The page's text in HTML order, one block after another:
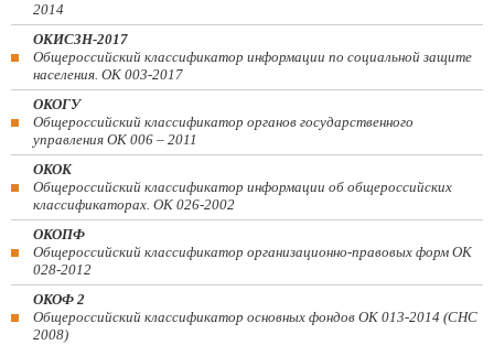
2014
ОКИСЗН-2017
Общероссийский классификатор информации по социальной защите
населения. ОК 003-2017
ОКОГУ
Общероссийский классификатор органов государственного
управления ОК 006 – 2011
ОКОК
Общероссийский классификатор информации об общероссийских
классификаторах. ОК 026-2002
ОКОПФ
Общероссийский классификатор организационно-правовых форм ОК
028-2012
ОКОФ 2
Общероссийский классификатор основных фондов ОК 013-2014 (СНС
2008)